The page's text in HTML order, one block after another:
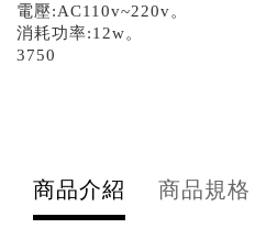
​電壓:AC110v~220v。
消耗功率:12w。
3750
商品介紹 商品規格